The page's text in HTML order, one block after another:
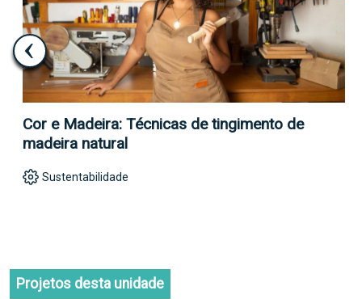
de
Ornamento Suspenso Artesanal com
Fria
Projetos desta unidade